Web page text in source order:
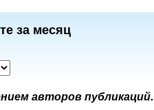
за месяц
авторов публикаций.